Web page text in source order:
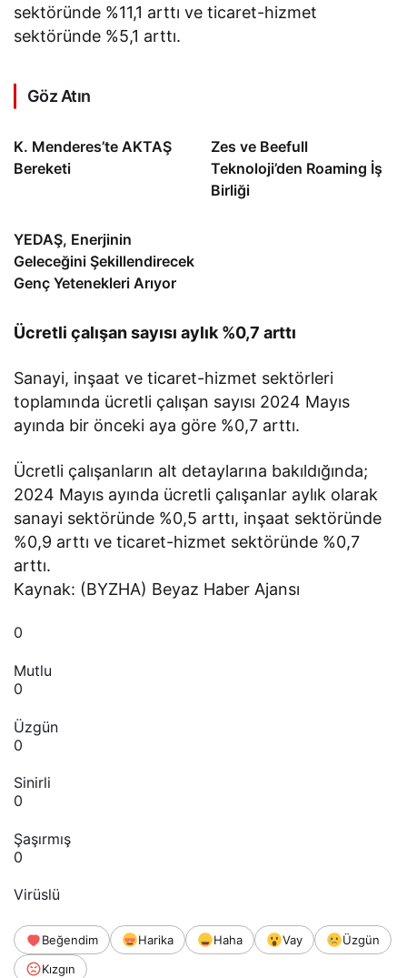
sektöründe %11,1 arttı ve ticaret-hizmet
sektöründe %5,1 arttı.
Göz Atın
K. Menderes’te AKTAŞ
Bereketi
Zes ve Beefull
Teknoloji’den Roaming İş
Birliği
YEDAŞ, Enerjinin
Geleceğini Şekillendirecek
Genç Yetenekleri Arıyor
Ücretli çalışan sayısı aylık %0,7 arttı
Sanayi, inşaat ve ticaret-hizmet sektörleri
toplamında ücretli çalışan sayısı 2024 Mayıs
ayında bir önceki aya göre %0,7 arttı.
Ücretli çalışanların alt detaylarına bakıldığında;
2024 Mayıs ayında ücretli çalışanlar aylık olarak
sanayi sektöründe %0,5 arttı, inşaat sektöründe
%0,9 arttı ve ticaret-hizmet sektöründe %0,7
arttı.
Kaynak: (BYZHA) Beyaz Haber Ajansı
0
Mutlu
0
Üzgün
0
Sinirli
0
Şaşırmış
0
Virüslü
Beğendim Harika Haha Vay
Üzgün
Kızgın